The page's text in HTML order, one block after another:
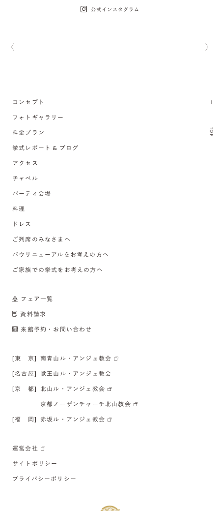
公式インスタグラム
TOP
コンセプト
フォトギャラリー
料金プラン
挙式レポート & ブログ
アクセス
チャペル
パーティ会場
料理
ドレス
ご列席のみなさまへ
バウリニューアルをお考えの方へ
ご家族での挙式をお考えの方へ
フェア一覧
資料請求
来館予約・お問い合わせ
[東 京] 南青山ル・アンジェ教会
[名古屋] 覚王山ル・アンジェ教会
[京 都] 北山ル・アンジェ教会
京都ノーザンチャーチ北山教会
[福 岡] 赤坂ル・アンジェ教会
運営会社
サイトポリシー
プライバシーポリシー